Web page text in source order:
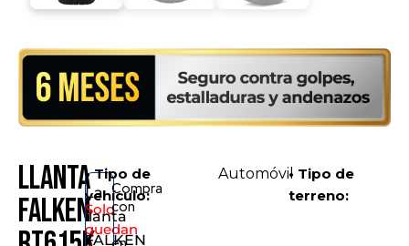
Llanta
FALKENSolo
quedan
Compra
con
La
llanta
FALKEN
• Tipo de
vehículo:
Automóvil• Tipo de
terreno: